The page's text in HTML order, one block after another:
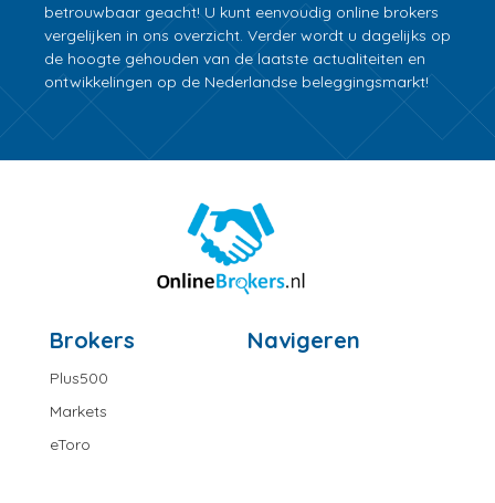
betrouwbaar geacht! U kunt eenvoudig online brokers
vergelijken in ons overzicht. Verder wordt u dagelijks op
de hoogte gehouden van de laatste actualiteiten en
ontwikkelingen op de Nederlandse beleggingsmarkt!
Brokers
Plus500
Markets
eToro
Navigeren